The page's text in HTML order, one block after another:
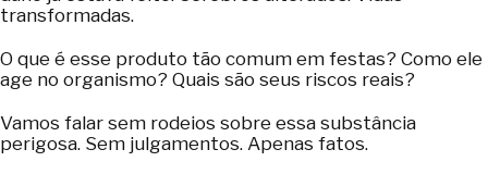
transformadas.
O que é esse produto tão comum em festas? Como ele
age no organismo? Quais são seus riscos reais?
Vamos falar sem rodeios sobre essa substância
perigosa. Sem julgamentos. Apenas fatos.